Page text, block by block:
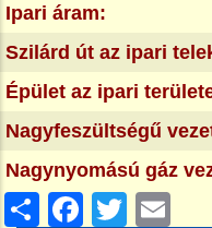
Ipari áram:
Szilárd út az ipari
Épület az ipari
Nagyfeszültségű
Nagynyomású gáz
Share Twitter